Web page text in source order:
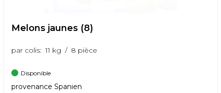
Melons jaunes (8)
par colis: 11 kg / 8 pièce
Disponible
provenance Spanien